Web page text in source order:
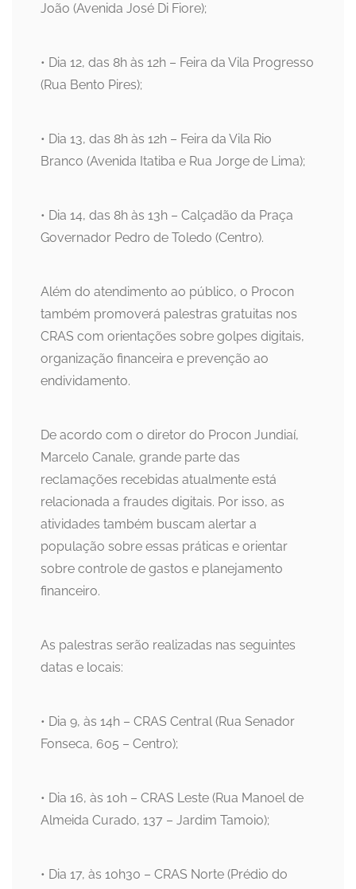
João (Avenida José Di Fiore);
• Dia 12, das 8h às 12h – Feira da Vila Progresso
(Rua Bento Pires);
• Dia 13, das 8h às 12h – Feira da Vila Rio
Branco (Avenida Itatiba e Rua Jorge de Lima);
• Dia 14, das 8h às 13h – Calçadão da Praça
Governador Pedro de Toledo (Centro).
Além do atendimento ao público, o Procon
também promoverá palestras gratuitas nos
CRAS com orientações sobre golpes digitais,
organização financeira e prevenção ao
endividamento.
De acordo com o diretor do Procon Jundiaí,
Marcelo Canale, grande parte das
reclamações recebidas atualmente está
relacionada a fraudes digitais. Por isso, as
atividades também buscam alertar a
população sobre essas práticas e orientar
sobre controle de gastos e planejamento
financeiro.
As palestras serão realizadas nas seguintes
datas e locais:
• Dia 9, às 14h – CRAS Central (Rua Senador
Fonseca, 605 – Centro);
• Dia 16, às 10h – CRAS Leste (Rua Manoel de
Almeida Curado, 137 – Jardim Tamoio);
• Dia 17, às 10h30 – CRAS Norte (Prédio do